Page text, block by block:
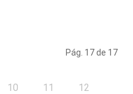
Pág. 17 de 17
10 11 12